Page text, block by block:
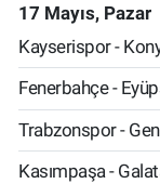
17 Mayıs, Pazar
Kayserispor -
Fenerbahçe -
Trabzonspor -
Kasımpaşa -